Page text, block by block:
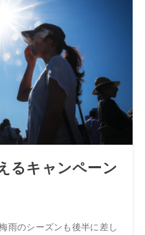
るキャンペーン
雨のシーズンも後半に差し